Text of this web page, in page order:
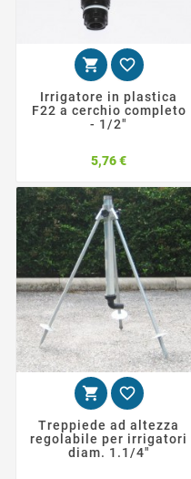
 
Irrigatore in plastica
F22 a cerchio completo
- 1/2"
5,76 €Prezzo
 
Treppiede ad altezza
regolabile per irrigatori
diam. 1.1/4"